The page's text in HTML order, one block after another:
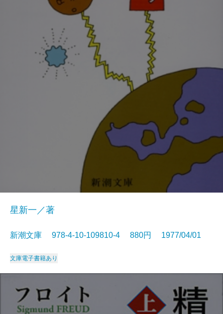
星新一／著
新潮文庫 978-4-10-109810-4 880円 1977/04/01
文庫電子書籍あり